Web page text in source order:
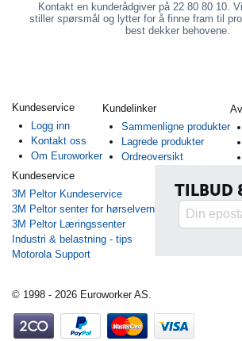
Kontakt en kunderådgiver på 22 80 80 10.
stiller spørsmål og lytter for å finne fram til
best dekker behovene.
Kundeservice
Logg inn
Kontakt oss
Om Euroworker
Kundelinker
Sammenligne produkter
Lagrede produkter
Ordreoversikt
Kundeservice
3M Peltor Kundeservice
3M Peltor senter for hørselvern
3M Peltor Læringssenter
Industri & belastning - tips
Motorola Support
TILBUD
© 1998 - 2026 Euroworker AS.